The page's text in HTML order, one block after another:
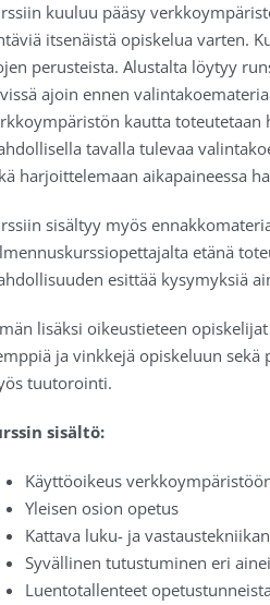
kuuluu pääsy
itsenäistä opiskelua varten.
perusteista. Alustalta löytyy
ajoin ennen
kautta
tavalla tulevaa
harjoittelemaan aikapaineessa
sisältyy myös
etänä
esittää kysymyksiä
lisäksi oikeustieteen
ja vinkkejä opiskeluun sekä
tuutorointi.
sisältö:
Käyttöoikeus
Yleisen osion opetus
Kattava luku- ja
Syvällinen tutustuminen eri
Luentotallenteet opetustunneista